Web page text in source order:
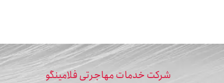
شرکت خدمات مهاجرتی فلامینگو